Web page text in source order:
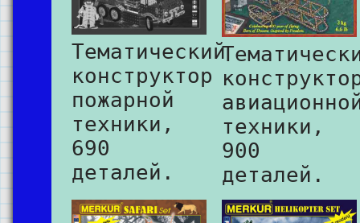
Тематический
конструктор
пожарной
техники,
690
деталей.
техники,
900
деталей.